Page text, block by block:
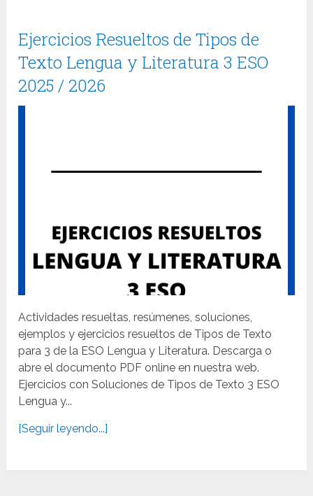
Ejercicios Resueltos de Tipos de
Texto Lengua y Literatura 3 ESO
2025 / 2026
Actividades resueltas, resúmenes, soluciones,
ejemplos y ejercicios resueltos de Tipos de Texto
para 3 de la ESO Lengua y Literatura. Descarga o
abre el documento PDF online en nuestra web.
Ejercicios con Soluciones de Tipos de Texto 3 ESO
Lengua y...
[Seguir leyendo...]